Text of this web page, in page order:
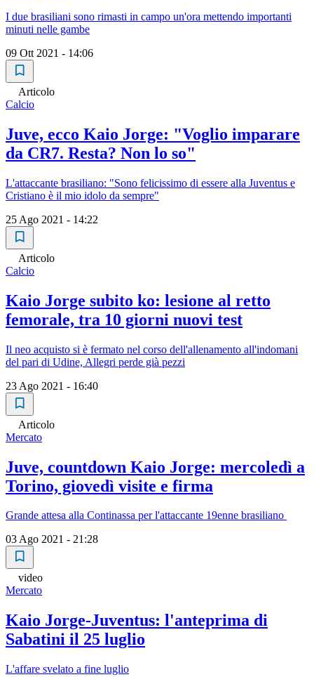
I due brasiliani sono rimasti in campo un'ora mettendo importanti
minuti nelle gambe
09 Ott 2021 - 14:06
Articolo
Calcio
Juve, ecco Kaio Jorge: "Voglio imparare
da CR7. Resta? Non lo so"
L'attaccante brasiliano: "Sono felicissimo di essere alla Juventus e
Cristiano è il mio idolo da sempre"
25 Ago 2021 - 14:22
Articolo
Calcio
Kaio Jorge subito ko: lesione al retto
femorale, tra 10 giorni nuovi test
Il neo acquisto si è fermato nel corso dell'allenamento all'indomani
del pari di Udine, Allegri perde già pezzi
23 Ago 2021 - 16:40
Articolo
Mercato
Juve, countdown Kaio Jorge: mercoledì a
Torino, giovedì visite e firma
Grande attesa alla Continassa per l'attaccante 19enne brasiliano
03 Ago 2021 - 21:28
video
Mercato
Kaio Jorge-Juventus: l'anteprima di
Sabatini il 25 luglio
L'affare svelato a fine luglio